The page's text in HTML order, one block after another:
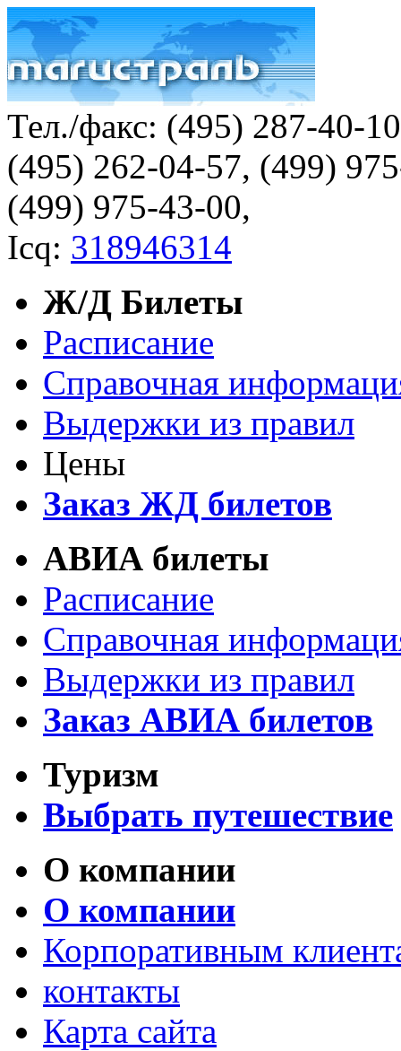
Тел./факс: (495) 287-40-
(495) 262-04-57, (499)
(499) 975-43-00,
Icq: 318946314
Ж/Д Билеты
Расписание
Справочная
Выдержки из правил
Цены
Заказ ЖД билетов
АВИА билеты
Расписание
Справочная
Выдержки из правил
Заказ АВИА билетов
Туризм
Выбрать путешествие
О компании
О компании
Корпоративным
контакты
Карта сайта